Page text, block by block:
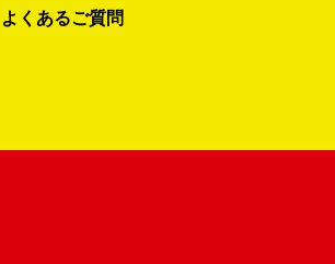
よくあるご質問